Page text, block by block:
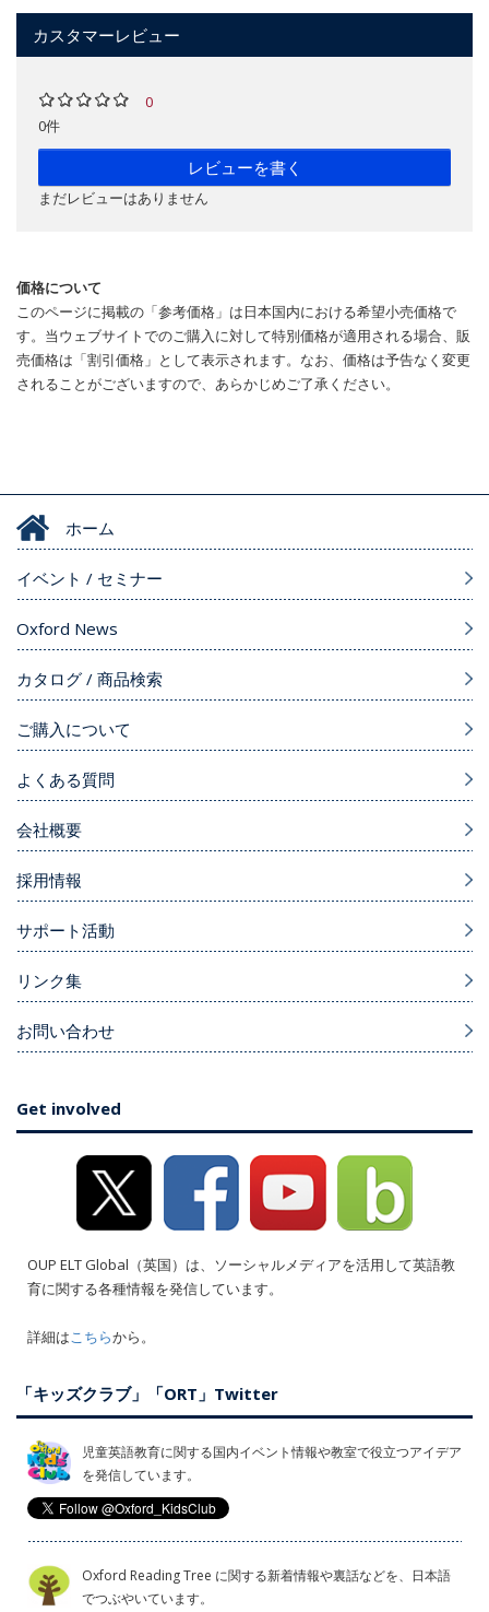
カスタマーレビュー
0
0件
レビューを書く
まだレビューはありません
価格について
このページに掲載の「参考価格」は日本国内における希望小売価格で
す。当ウェブサイトでのご購入に対して特別価格が適用される場合、販
売価格は「割引価格」として表示されます。なお、価格は予告なく変更
されることがございますので、あらかじめご了承ください。
ホーム
イベント / セミナー
Oxford News
カタログ / 商品検索
ご購入について
よくある質問
会社概要
採用情報
サポート活動
リンク集
お問い合わせ
Get involved
OUP ELT Global（英国）は、ソーシャルメディアを活用して英語教
育に関する各種情報を発信しています。
詳細はこちらから。
「キッズクラブ」「ORT」Twitter
児童英語教育に関する国内イベント情報や教室で役立つアイデア
を発信しています。
Oxford Reading Tree に関する新着情報や裏話などを、日本語
でつぶやいています。